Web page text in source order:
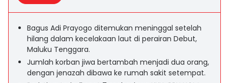
Bagus Adi Prayogo ditemukan meninggal setelah
hilang dalam kecelakaan laut di perairan Debut,
Maluku Tenggara.
Jumlah korban jiwa bertambah menjadi dua orang,
dengan jenazah dibawa ke rumah sakit setempat.